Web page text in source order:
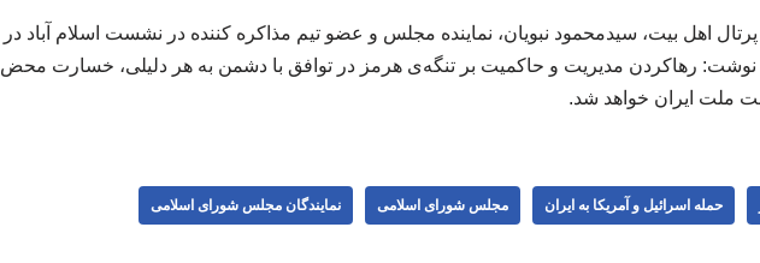
اهل بیت، سیدمحمود نبویان، نماینده مجلس و عضو تیم مذاکره کننده در نشست اسلام آباد در
رهاکردن مدیریت و حاکمیت بر تنگه‌ی هرمز در توافق با دشمن به هر دلیلی، خسارت محض
ملت ایران خواهد شد.
حمله اسرائیل و آمریکا به ایران مجلس شورای اسلامی نمایندگان مجلس شورای اسلامی